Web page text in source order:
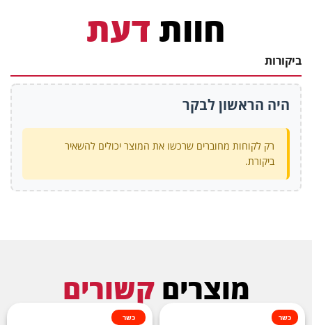
חוות דעת
ביקורות
היה הראשון לבקר
רק לקוחות מחוברים שרכשו את המוצר יכולים להשאיר
ביקורת.
מוצרים קשורים
כשר
כשר